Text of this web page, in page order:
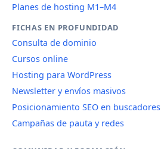
Planes de hosting M1–M4
FICHAS EN PROFUNDIDAD
Consulta de dominio
Cursos online
Hosting para WordPress
Newsletter y envíos masivos
Posicionamiento SEO en buscadores
Campañas de pauta y redes